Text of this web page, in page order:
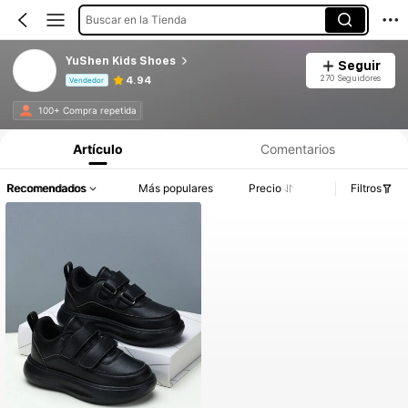
Buscar en la Tienda
YuShen Kids Shoes
Vendedor 4.94
Seguir
270 Seguidores
100+ Compra repetida
Artículo Comentarios
Recomendados Más populares Precio Filtros